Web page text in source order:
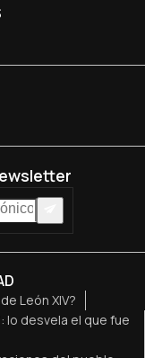
León XIV?
lo desvela el que fue